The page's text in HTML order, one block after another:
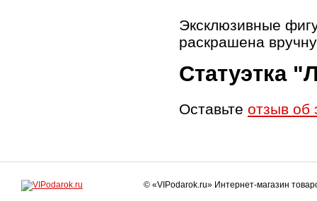
Эксклюзивные
раскрашена
Статуэтка
Оставьте отзыв об
© «VIPodarok.ru» Интернет-магазин